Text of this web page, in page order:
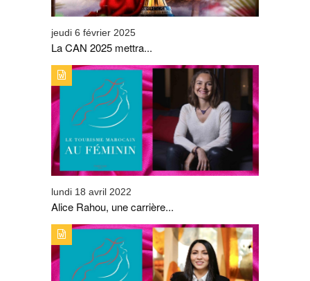
jeudi 6 février 2025
La CAN 2025 mettra...
TYPE DE PUBLICATION : ALERTES_INFOSTITRE : ALICE
RAHOU, UNE CARRIÈRE EN CRESCENDO.
lundi 18 avril 2022
Alice Rahou, une carrière...
TYPE DE PUBLICATION : ALERTES_INFOSTITRE : CHEZ
ROBUCHON RABAT, NAIMA EL FASY SE DISTINGUE